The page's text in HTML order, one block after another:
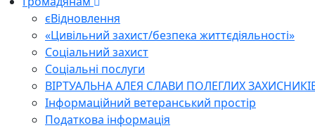
єВідновлення
«Цивільний захист/безпека життєдіяльності»
Соціальний захист
Соціальні послуги
ВІРТУАЛЬНА АЛЕЯ СЛАВИ ПОЛЕГЛИХ
Інформаційний ветеранський простір
Податкова інформація